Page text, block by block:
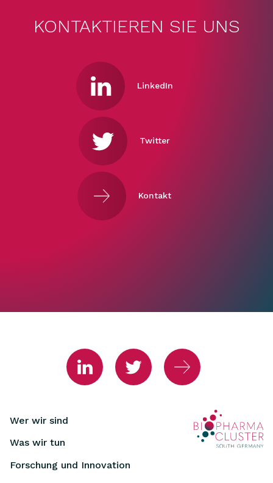
KONTAKTIEREN SIE UNS
LinkedIn
Twitter
Kontakt
Wer wir sind
Was wir tun
Forschung und Innovation